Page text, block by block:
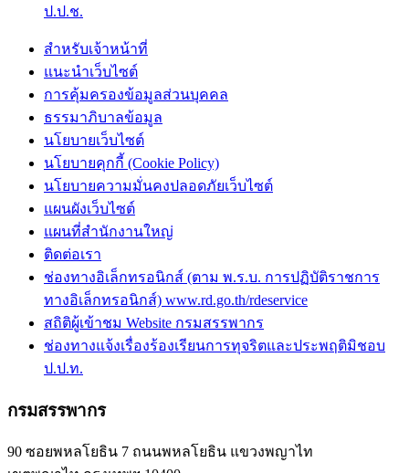
ป.ป.ช.
สำหรับเจ้าหน้าที่
แนะนำเว็บไซต์
การคุ้มครองข้อมูลส่วนบุคคล
ธรรมาภิบาลข้อมูล
นโยบายเว็บไซต์
นโยบายคุกกี้ (Cookie Policy)
นโยบายความมั่นคงปลอดภัยเว็บไซต์
แผนผังเว็บไซต์
แผนที่สำนักงานใหญ่
ติดต่อเรา
ช่องทางอิเล็กทรอนิกส์ (ตาม พ.ร.บ. การปฏิบัติราชการ
ทางอิเล็กทรอนิกส์) www.rd.go.th/rdeservice
สถิติผู้เข้าชม Website กรมสรรพากร
ช่องทางแจ้งเรื่องร้องเรียนการทุจริตและประพฤติมิชอบ
ป.ป.ท.
กรมสรรพากร
90 ซอยพหลโยธิน 7 ถนนพหลโยธิน แขวงพญาไท